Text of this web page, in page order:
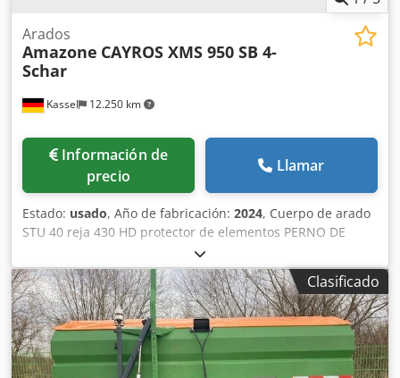
Kassel 12.250 km
Arados
Amazone CAYROS XMS 950 SB 4-
Schar
Información de
precio
Llamar
Estado: usado, Año de fabricación: 2024, Cuerpo de arado
STU 40 reja 430 HD protector de elementos PERNO DE
SEGURIDAD / Credsuhnlmopfx Aqvof
Clasificado